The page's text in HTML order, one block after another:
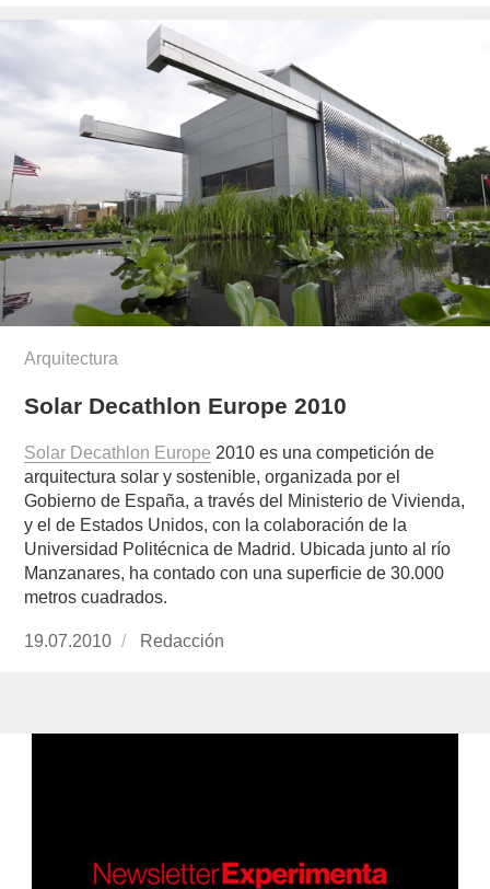
munoz/
Arquitectura
Solar Decathlon Europe 2010
Solar Decathlon Europe 2010 es una competición de
arquitectura solar y sostenible, organizada por el
Gobierno de España, a través del Ministerio de Vivienda,
y el de Estados Unidos, con la colaboración de la
Universidad Politécnica de Madrid. Ubicada junto al río
Manzanares, ha contado con una superficie de 30.000
metros cuadrados.
Publicado
19.07.2010 https://www.experimenta.es/author/redaccion/
Redacción